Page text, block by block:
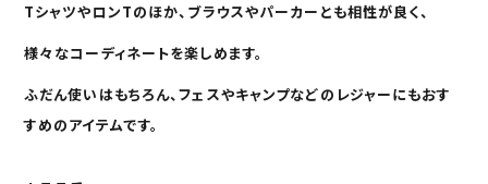
TシャツやロンTのほか、ブラウスやパーカーとも相性が良く、
様々なコーディネートを楽しめます。
ふだん使いはもちろん、フェスやキャンプなどのレジャーにもおす
すめのアイテムです。